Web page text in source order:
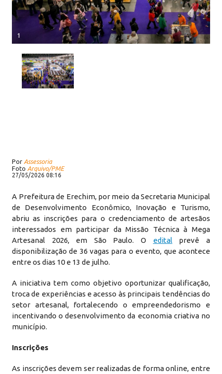
1
Por Assessoria
Foto Arquivo/PME
27/05/2026 08:16
A Prefeitura de Erechim, por meio da Secretaria Municipal
de Desenvolvimento Econômico, Inovação e Turismo,
abriu as inscrições para o credenciamento de artesãos
interessados em participar da Missão Técnica à Mega
Artesanal 2026, em São Paulo. O edital prevê a
disponibilização de 36 vagas para o evento, que acontece
entre os dias 10 e 13 de julho.
A iniciativa tem como objetivo oportunizar qualificação,
troca de experiências e acesso às principais tendências do
setor artesanal, fortalecendo o empreendedorismo e
incentivando o desenvolvimento da economia criativa no
município.
Inscrições
As inscrições devem ser realizadas de forma online, entre